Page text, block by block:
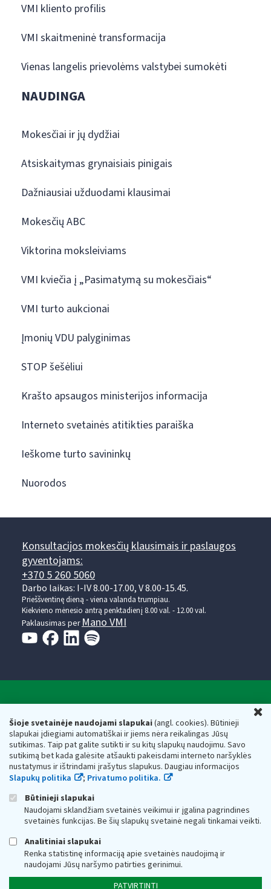
Šioje svetainėje naudojami slapukai(angl. cookies). Būtinieji
slapukai įdiegiami automatiškai ir jiems nėra reikalingas Jūsų
sutikimas. Taip pat galite sutikti ir su kitų slapukų naudojimu. Savo
sutikimą bet kada galėsite atšaukti pakeisdami interneto naršyklės
nustatymus ir ištrindami įrašytus slapukus. Daugiau informacijos
Slapukų politika
; Privatumo politika.
Būtinieji slapukai
Naudojami sklandžiam svetainės veikimui ir įgalina pagrindines
svetainės funkcijas. Be šių slapukų svetainė negali tinkamai veikti.
Analitiniai slapukai
Renka statistinę informaciją apie svetainės naudojimą ir
naudojami Jūsų naršymo patirties gerinimui.
PATVIRTINTI
VMI kliento profilis
VMI skaitmeninė transformacija
Vienas langelis prievolėms valstybei sumokėti
NAUDINGA
Mokesčiai ir jų dydžiai
Atsiskaitymas grynaisiais pinigais
Dažniausiai užduodami klausimai
Mokesčių ABC
Viktorina moksleiviams
VMI kviečia į „Pasimatymą su mokesčiais“
VMI turto aukcionai
Įmonių VDU palyginimas
STOP šešėliui
Krašto apsaugos ministerijos informacija
Interneto svetainės atitikties paraiška
Ieškome turto savininkų
Nuorodos
Konsultacijos mokesčių klausimais ir paslaugos
gyventojams:
+370 5 260 5060
Darbo laikas: I-IV 8.00-17.00, V 8.00-15.45.
Prieššventinę dieną - viena valanda trumpiau.
Kiekvieno mėnesio antrą penktadienį 8.00 val. - 12.00 val.
Paklausimas per Mano VMI
Respublikos finansų ministerijos
Biudžetinė įstaiga. Juridinio asmens kodas — 188659752,
adresas: Vasario 16-osios g. 14, 01107 Vilnius, Lietuva, el.paštas:
vmi@vmi.lt, E. pristatymo dėžutės adresas 188659752
Duomenys apie Valstybinę mokesčių inspekciją prie Lietuvos
Respublikos finansų ministerijos kaupiami ir saugomi Juridinių